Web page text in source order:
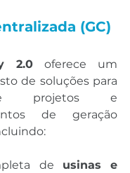
(GC)
2.0 oferece um
de soluções para
projetos e
de geração
de usinas e